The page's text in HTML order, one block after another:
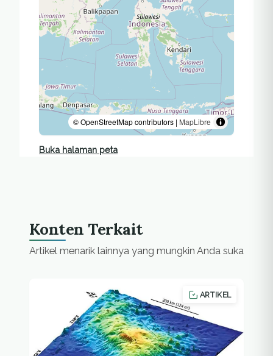
© OpenStreetMap contributors | MapLibre
Buka halaman peta
Konten Terkait
Artikel menarik lainnya yang mungkin Anda suka
ARTIKEL